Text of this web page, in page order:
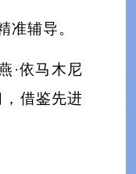
准辅导。
·依马木尼
借鉴先进